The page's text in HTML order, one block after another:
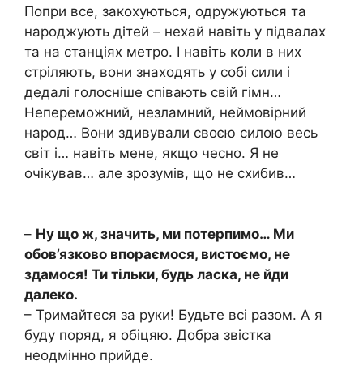
Попри все, закохуються, одружуються та
народжують дітей – нехай навіть у підвалах
та на станціях метро. І навіть коли в них
стріляють, вони знаходять у собі сили і
дедалі голосніше співають свій гімн…
Непереможний, незламний, неймовірний
народ… Вони здивували своєю силою весь
світ і… навіть мене, якщо чесно. Я не
очікував… але зрозумів, що не схибив…
– Ну що ж, значить, ми потерпимо… Ми
обов’язково впораємося, вистоємо, не
здамося! Ти тільки, будь ласка, не йди
далеко.
– Тримайтеся за руки! Будьте всі разом. А я
буду поряд, я обіцяю. Добра звістка
неодмінно прийде.